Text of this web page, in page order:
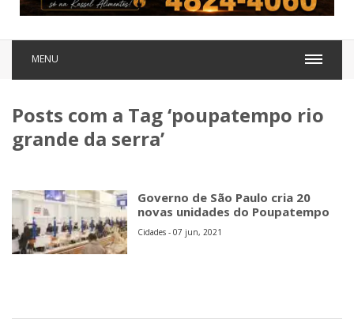
MENU
Posts com a Tag ‘poupatempo rio
grande da serra’
Governo de São Paulo cria 20
novas unidades do Poupatempo
Cidades - 07 jun, 2021